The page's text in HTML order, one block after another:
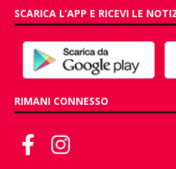
SCARICA L’APP E RICEVI LE
RIMANI CONNESSO